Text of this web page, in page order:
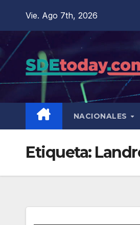
contenido
Vie. Ago 7th, 2026
NACIONALES
Etiqueta: